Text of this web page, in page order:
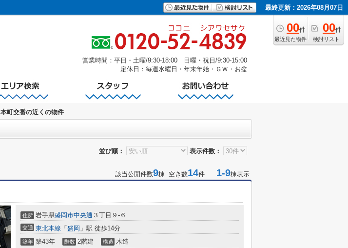
最終更新：2026年08月07日
00件
最近見た物件
00件
検討リスト
営業時間：平日・土曜/9:30-18:00 日曜・祝日/9:30-15:00
定休日：毎週水曜日・年末年始・ＧＷ・お盆
本町交番の近くの物件
並び順： 表示件数：
該当公開件数9棟 空き数14件 1-9棟表示
住所 岩手県盛岡市中央通 ３丁目９-６
交通 東北本線 「 盛岡 」駅 徒歩14分
築年 築43年 階数 2階建 構造 木造